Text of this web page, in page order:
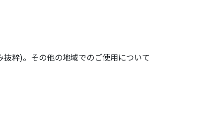
粋)。その他の地域でのご使用について